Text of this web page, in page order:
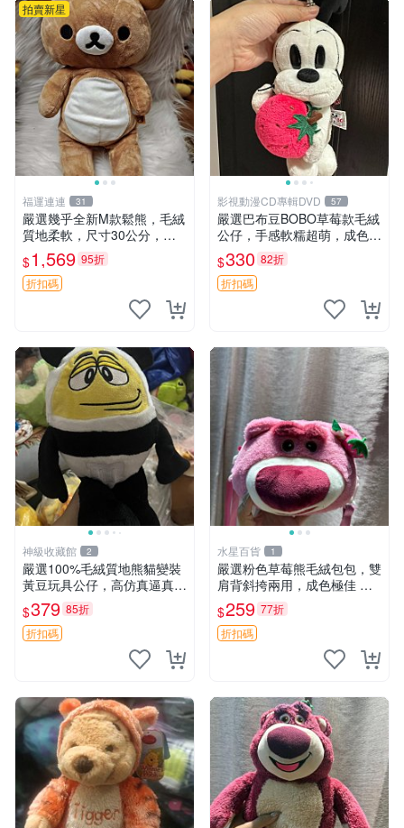
拍賣新星
福運連連 31
嚴選幾乎全新M款鬆熊，毛絨
質地柔軟，尺寸30公分，做
工精緻可愛，適合收藏或贈送
親友。中古使用痕跡，手感依
然優良。 鬆熊 嬰熊 毛玩偶
$1,569 95折
折扣碼
影視動漫CD專輯DVD 57
嚴選巴布豆BOBO草莓款毛絨
公仔，手感軟糯超萌，成色優
良適合作為收藏品或包包配
飾。可視頻確認詳情。 巴布
豆 BOBO 草莓 毛絨公仔 收藏
$330 82折
折扣碼
神級收藏館 2
嚴選100%毛絨質地熊貓變裝
黃豆玩具公仔，高仿真逼真模
擬，適合收藏愛好者 熊貓 黃
豆 公仔
$379 85折
折扣碼
水星百貨 1
嚴選粉色草莓熊毛絨包包，雙
肩背斜挎兩用，成色極佳 精
準關鍵詞：草莓熊 包包 毛絨
$259 77折
折扣碼